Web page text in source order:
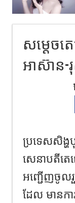
សម្ដេច
អាស៊ាន
ប្រទេសសិង្ហ
សេនាបតីតេ
អញ្ជើញចូល
ដែល មានកា